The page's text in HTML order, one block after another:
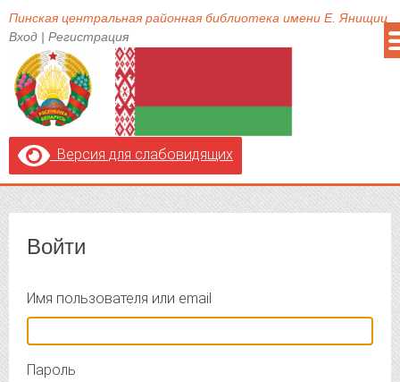
Пинская центральная районная библиотека имени Е. Янищиц
Вход | Регистрация
Версия для слабовидящих
Войти
Имя пользователя или email
Пароль